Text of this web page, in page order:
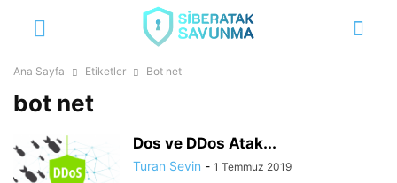
Ana Sayfa Etiketler Bot net
bot net
Dos ve DDos Atak...
Turan Sevin - 1 Temmuz 2019